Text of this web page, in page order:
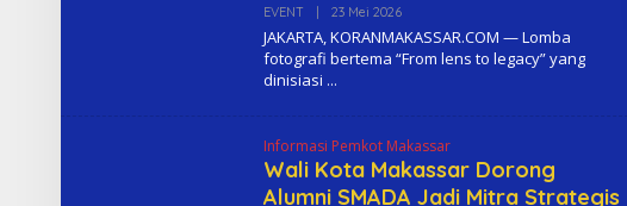
EVENT 23 Mei 2026O
L
E
H
M
JAKARTA, KORANMAKASSAR.COM — Lomba
fotografi bertema “From lens to legacy” yang
dinisiasi
Informasi Pemkot Makassar
Wali Kota Makassar Dorong
Alumni SMADA Jadi Mitra Strategis